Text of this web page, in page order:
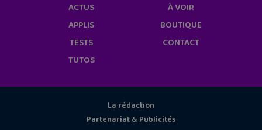
ACTUS
APPLIS
TESTS
TUTOS
À VOIR
BOUTIQUE
CONTACT
La rédaction
Partenariat & Publicités